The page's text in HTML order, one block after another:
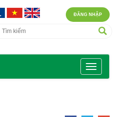
ĐĂNG NHẬP